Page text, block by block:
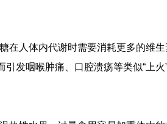
在人体内代谢时需要消耗更多的维
发咽喉肿痛、口腔溃疡等类似“上火”